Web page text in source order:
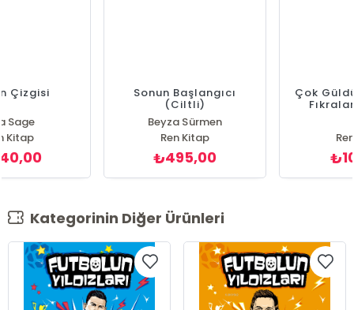
Elmalı Turta (Ciltli)
Kategorinin Diğer Ürünleri